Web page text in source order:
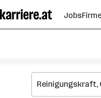
Seiteninhalt
springen
Jobs